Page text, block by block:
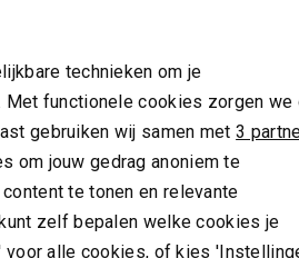
OP DE HOOGTE ZIJN?
10% korting op je 1e bestelling
AANMELDEN
omgaan? Bekijk dit in onze
Marketing cookies
technieken om je
functionele cookies zorgen we
gebruiken wij samen met3
om jouw gedrag anoniem te
te tonen en relevante
zelf bepalen welke cookies je
voor alle cookies, of kies